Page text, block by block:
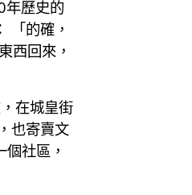
年歷史的
「的確，
西回來，
在城皇街
也寄賣文
社區，